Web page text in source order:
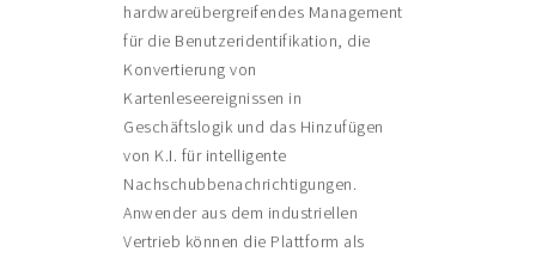
hardwareübergreifendes Management
für die Benutzeridentifikation, die
Konvertierung von
Kartenleseereignissen in
Geschäftslogik und das Hinzufügen
von K.I. für intelligente
Nachschubbenachrichtigungen.
Anwender aus dem industriellen
Vertrieb können die Plattform als